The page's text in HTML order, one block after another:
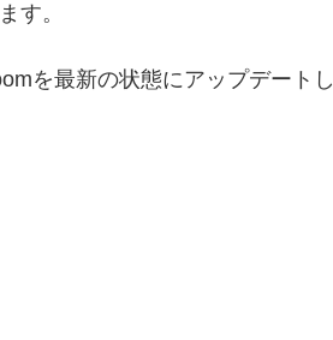
す。
を最新の状態にアップデートし